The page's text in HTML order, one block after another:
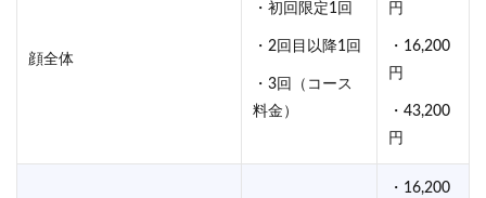
顔全体
・初回限定1回
・2回目以降1回
・3回（コース
料金）
円
・16,200
円
・43,200
円
・16,200